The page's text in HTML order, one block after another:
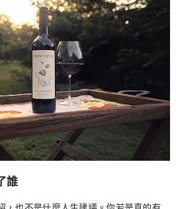
誰